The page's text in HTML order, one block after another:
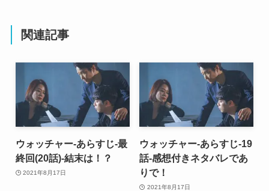
関連記事
ウォッチャー-あらすじ-最
終回(20話)-結末は！？
2021年8月17日
ウォッチャー-あらすじ-19
話-感想付きネタバレであ
りで！
2021年8月17日